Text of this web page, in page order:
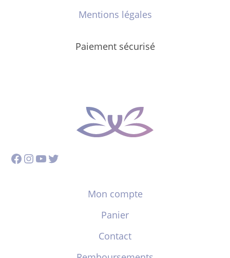
Mentions légales
Paiement sécurisé
Facebook
Instagram
YouTube
Twitter
Mon compte
Panier
Contact